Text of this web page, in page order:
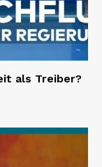
als Treiber?